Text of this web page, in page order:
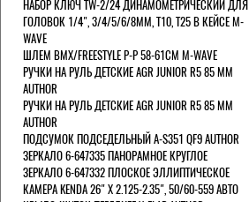
НАБОР КЛЮЧ TW-2/24 ДИНАМОМЕТРИЧЕСКИЙ ДЛЯ
ГОЛОВОК 1/4", 3/4/5/6/8ММ, T10, T25 В КЕЙСЕ M-
WAVE
ШЛЕМ ВМХ/FREESTYLE Р-Р 58-61СМ M-WAVE
РУЧКИ НА РУЛЬ ДЕТСКИЕ AGR JUNIOR R5 85 ММ
AUTHOR
РУЧКИ НА РУЛЬ ДЕТСКИЕ AGR JUNIOR R5 85 ММ
AUTHOR
ПОДСУМОК ПОДСЕДЕЛЬНЫЙ A-S351 QF9 AUTHOR
ЗЕРКАЛО 6-647335 ПАНОРАМНОЕ КРУГЛОЕ
ЗЕРКАЛО 6-647332 ПЛОСКОЕ ЭЛЛИПТИЧЕСКОЕ
КАМЕРА KENDA 26" Х 2.125-2.35", 50/60-559 АВТО